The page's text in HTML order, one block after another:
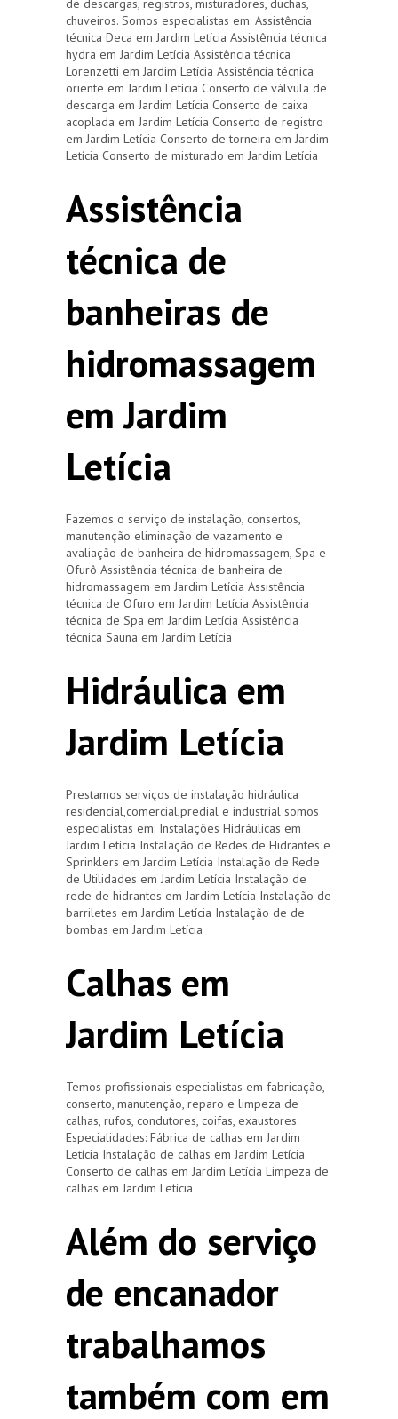
de descargas, registros, misturadores, duchas,
chuveiros. Somos especialistas em: Assistência
técnica Deca em Jardim Letícia Assistência técnica
hydra em Jardim Letícia Assistência técnica
Lorenzetti em Jardim Letícia Assistência técnica
oriente em Jardim Letícia Conserto de válvula de
descarga em Jardim Letícia Conserto de caixa
acoplada em Jardim Letícia Conserto de registro
em Jardim Letícia Conserto de torneira em Jardim
Letícia Conserto de misturado em Jardim Letícia
Assistência
técnica de
banheiras de
hidromassagem
em Jardim
Letícia
Fazemos o serviço de instalação, consertos,
manutenção eliminação de vazamento e
avaliação de banheira de hidromassagem, Spa e
Ofurô Assistência técnica de banheira de
hidromassagem em Jardim Letícia Assistência
técnica de Ofuro em Jardim Letícia Assistência
técnica de Spa em Jardim Letícia Assistência
técnica Sauna em Jardim Letícia
Hidráulica em
Jardim Letícia
Prestamos serviços de instalação hidráulica
residencial,comercial,predial e industrial somos
especialistas em: Instalações Hidráulicas em
Jardim Letícia Instalação de Redes de Hidrantes e
Sprinklers em Jardim Letícia Instalação de Rede
de Utilidades em Jardim Letícia Instalação de
rede de hidrantes em Jardim Letícia Instalação de
barriletes em Jardim Letícia Instalação de de
bombas em Jardim Letícia
Calhas em
Jardim Letícia
Temos profissionais especialistas em fabricação,
conserto, manutenção, reparo e limpeza de
calhas, rufos, condutores, coifas, exaustores.
Especialidades: Fábrica de calhas em Jardim
Letícia Instalação de calhas em Jardim Letícia
Conserto de calhas em Jardim Letícia Limpeza de
calhas em Jardim Letícia
Além do serviço
de encanador
trabalhamos
também com em